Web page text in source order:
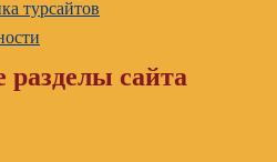
турсайтов
сайта